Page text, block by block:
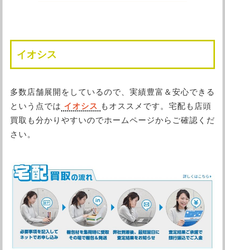
イオシス
多数店舗展開をしているので、実績豊富＆安心できる
という点では イオシス もオススメです。宅配も店頭
買取も分かりやすいのでホームページからご確認くだ
さい。